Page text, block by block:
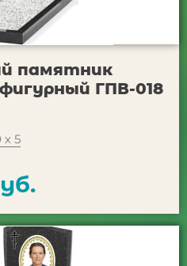
памятник
ГПВ-018
х 5